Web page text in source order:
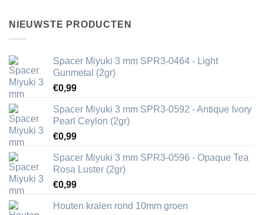
NIEUWSTE PRODUCTEN
Spacer Miyuki 3 mm SPR3-0464 - Light
Gunmetal (2gr)
€0,99
Spacer Miyuki 3 mm SPR3-0592 - Antique Ivory
Pearl Ceylon (2gr)
€0,99
Spacer Miyuki 3 mm SPR3-0596 - Opaque Tea
Rosa Luster (2gr)
€0,99
Houten kralen rond 10mm groen